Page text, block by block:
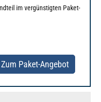
im vergünstigten Paket-
Zum Paket-Angebot